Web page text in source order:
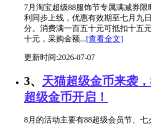
7月淘宝超级88服饰节专属满减券
利同步上线，优惠有效期至七月九
分。消费满一百五十元可抵扣十五
十元，采购金额...[查看全文]
更新时间:2026-07-07
3、 天猫超级金币来袭
超级金币开启！
8月的活动主要有88超级会员节、七